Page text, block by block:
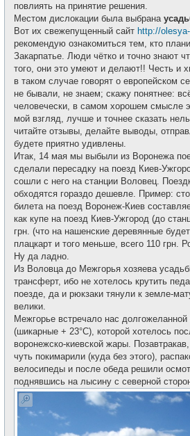
повлиять на принятие решения.
Местом дислокации была выбрана
Вот их свежепущенный сайт http://
рекомендую ознакомиться тем, кто
Закарпатье. Люди чётко и точно знают
того, они это умеют и делают!! Честь и
в таком случае говорят о европейском
не бывали, не знаем; скажу понятнее:
человечески, в самом хорошем смысле
мой взгляд, лучше и точнее сказать
читайте отзывы, делайте выводы,
будете приятно удивлены.
Итак, 14 мая мы выбыли из Воронежа
сделали пересадку на поезд Киев-
сошли с него на станции Воловец.
обходятся гораздо дешевле. Пример:
билета на поезд Воронеж-Киев
как купе на поезд Киев-Ужгород (до
грн. (что на нашенские деревянные
плацкарт и того меньше, всего 110 грн.
Ну да ладно.
Из Воловца до Межгорья хозяева
трансферт, ибо не хотелось крутить
поезде, да и рюкзаки тянули к земле-
велики.
Межгорье встречало нас
(шикарные + 23°С), которой хотелось
воронежско-киевской жары.
чуть покимарили (куда без этого),
велосипеды и после обеда решили
поднявшись на лысину с северной